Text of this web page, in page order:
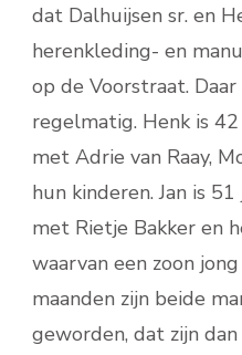
dat Dalhuijsen sr. en
herenkleding- en
op de Voorstraat.
regelmatig. Henk is
met Adrie van Raay,
hun kinderen. Jan is
met Rietje Bakker en
waarvan een zoon
maanden zijn beide
geworden, dat zijn